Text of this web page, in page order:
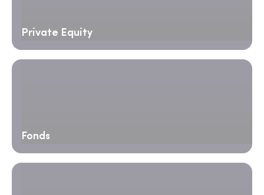
Private Equity
Fonds